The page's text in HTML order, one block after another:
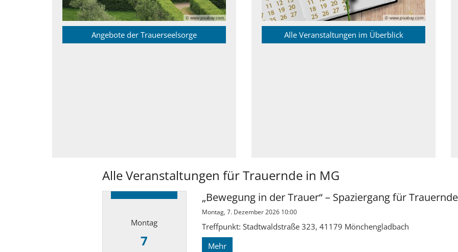
© www.pixabay.com
Angebote der Trauerseelsorge
© www.pixabay.com
Alle Veranstaltungen im Überblick
Alle Veranstaltungen für Trauernde in MG
Montag
7
„Bewegung in der Trauer“ – Spaziergang für Trauernde
Montag, 7. Dezember 2026 10:00
Treffpunkt: Stadtwaldstraße 323, 41179 Mönchengladbach
Mehr